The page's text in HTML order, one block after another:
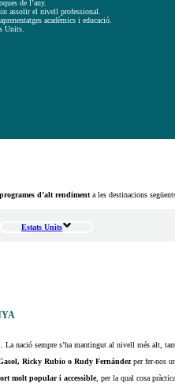
de l’any.
assolir el nivell professional.
acadèmics i educació.
Units.
programes d’alt rendiment a les destinacions
Estats Units
. La nació sempre s’ha mantingut al nivell més alt,
Ricky Rubio o Rudy Fernándezper fer-nos
molt popular i accessible, per la qual cosa